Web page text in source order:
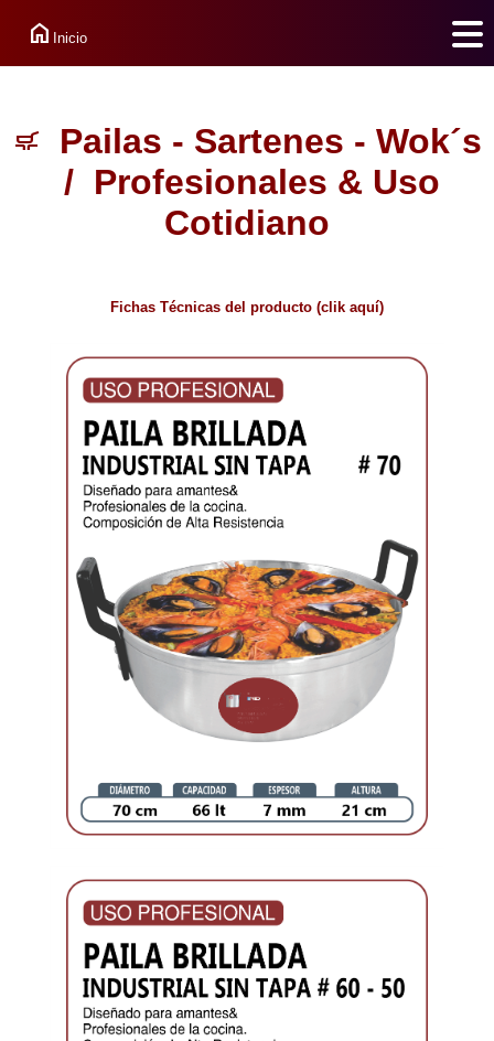
home Inicio
skillet_cooktopPailas - Sartenes - Wok´s
/ Profesionales & Uso
Cotidiano
Fichas Técnicas del producto (clik aquí)